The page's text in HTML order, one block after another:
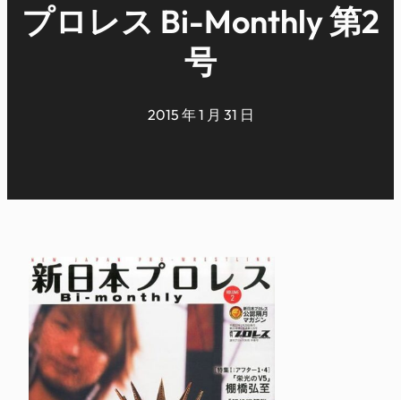
プロレス Bi-Monthly 第2
号
2015 年 1 月 31 日